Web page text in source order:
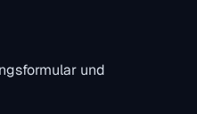
und